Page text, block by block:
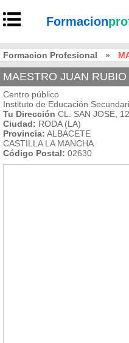
Formacion
Formacion Profesional »
MAESTRO JUAN RUBIO
Centro público
Instituto de Educación
Tu Dirección CL. SAN JOSE, 12
Ciudad: RODA (LA)
Provincia: ALBACETE
CASTILLA LA MANCHA
Código Postal: 02630